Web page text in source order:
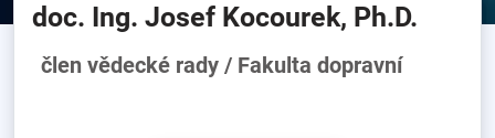
doc. Ing. Josef Kocourek, Ph.D.
člen vědecké rady / Fakulta dopravní